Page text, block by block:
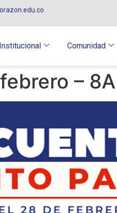
Institucional Comunidad
– 8A